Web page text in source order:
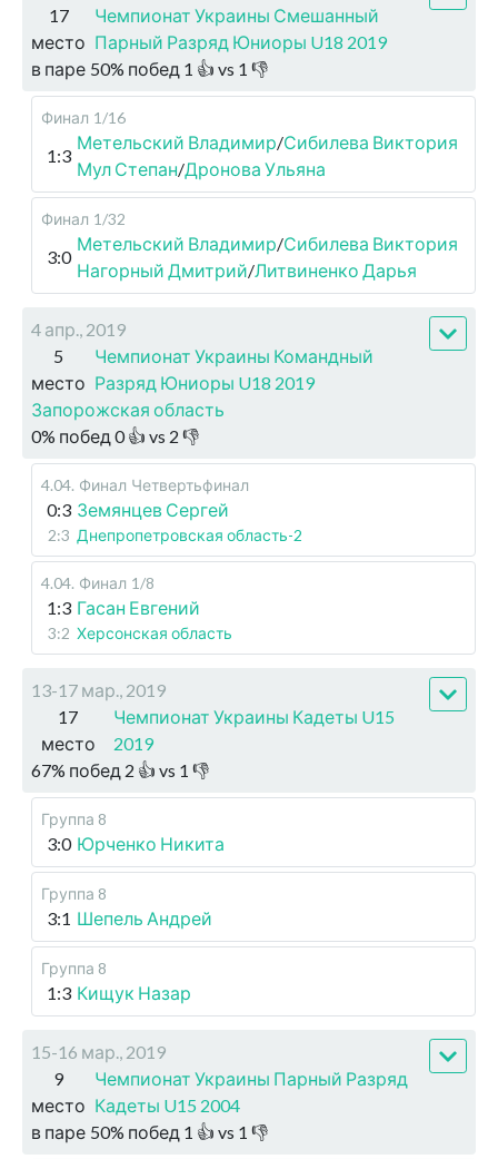
17
место
Чемпионат Украины Смешанный
Парный Разряд Юниоры U18 2019
в паре 50% побед 1 👍 vs 1 👎
Финал 1/16
1:3
Метельский Владимир/Сибилева Виктория
Мул Степан/Дронова Ульяна
Финал 1/32
3:0
Метельский Владимир/Сибилева Виктория
Нагорный Дмитрий/Литвиненко Дарья
4 апр., 2019
5
место
Чемпионат Украины Командный
Разряд Юниоры U18 2019
Запорожская область
0% побед 0👍 vs 2 👎
4.04. Финал Четвертьфинал
0:3 Земянцев Сергей
2:3 Днепропетровская область-2
4.04. Финал 1/8
1:3 Гасан Евгений
3:2 Херсонская область
13-17 мар., 2019
17
место
Чемпионат Украины Кадеты U15
2019
67% побед 2 👍 vs 1 👎
Группа 8
3:0 Юрченко Никита
Группа 8
3:1 Шепель Андрей
Группа 8
1:3 Кищук Назар
15-16 мар., 2019
9
место
Чемпионат Украины Парный Разряд
Кадеты U15 2004
в паре 50% побед 1 👍 vs 1 👎